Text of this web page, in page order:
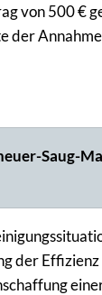
von 500 €
der
Saug-
der